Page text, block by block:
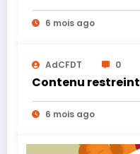
6 mois ago
AdCFDT 0
Contenu restreint
6 mois ago